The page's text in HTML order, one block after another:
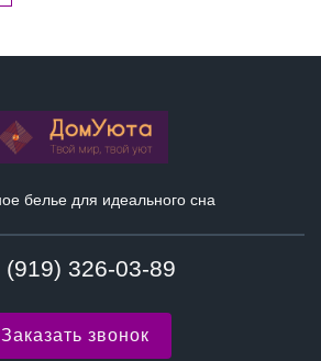
белье для идеального сна
(919) 326-03-89
Заказать звонок